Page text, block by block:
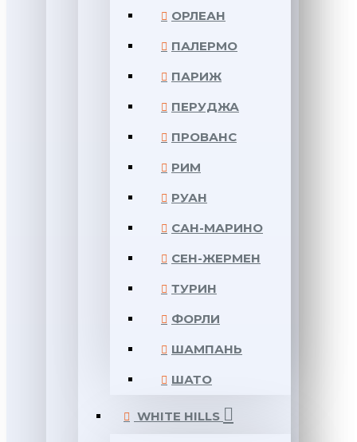
ОРЛЕАН
ПАЛЕРМО
ПАРИЖ
ПЕРУДЖА
ПРОВАНС
РИМ
РУАН
САН-МАРИНО
СЕН-ЖЕРМЕН
ТУРИН
ФОРЛИ
ШАМПАНЬ
ШАТО
WHITE HILLS